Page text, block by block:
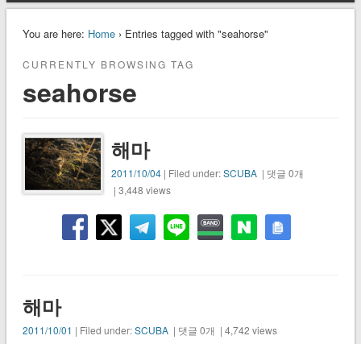
You are here: Home› Entries tagged with "seahorse"
CURRENTLY BROWSING TAG
seahorse
해마
2011/10/04 | Filed under:SCUBA | 댓글 0개
| 3,448 views
해마
2011/10/01 | Filed under:SCUBA| 댓글 0개 | 4,742 views